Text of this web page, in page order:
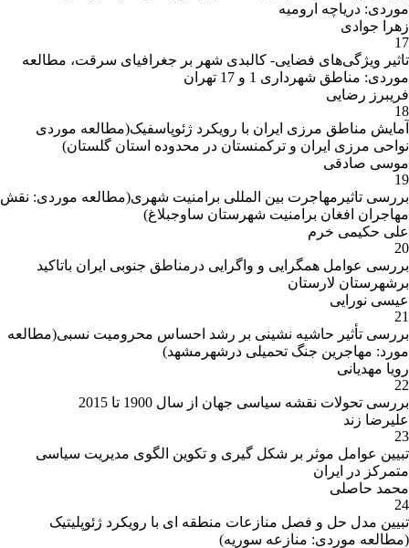
چاپ مقاله
در
نشریه‌‌های
علمی و
پژوهشی
5. تفاوت های راهبردی سواحل ایران، ژئوپلتیک،
6. فرصت ها و چالش های ژئوپلیتیک جمهوری
اسلامی ایران در بازارهای گاز طبیعی، جغرافیا و
یدالله)
7. درآمدی بر اثرات اصالت بخشی بافت های
(نویسنده: سلیمانی، محمد؛ تولایی، سیمین؛ کریمی
پور، یدالله؛ آقائی زاده، اسماعیل)
9. بررسی تاثیر تصمیمات سیاسی بر ناپایداری و
تحولات ساختاری زمین و مسکن شهری ناشی از
افراخته، حسن؛ کریمی پور، یدالله؛ سلیمانی، محمد؛
10. بررسی زمینه های جابه جایی کلان جنگ های
11. تفاوت های راهبردی سواحل ایران، نگرش های
موردی: دریاچه ارومیه
زهرا جوادی
17
تاثیر ویژگی‌های فضایی- کالبدی شهر بر جغرافیای سرقت، مطالعه
موردی: مناطق شهرداری 1 و 17 تهران
فریبرز رضایی
18
آمایش مناطق مرزی ایران با رویکرد ژئوپاسفیک(مطالعه موردی
نواحی مرزی ایران و ترکمنستان در محدوده استان گلستان)
موسی صادقی
19
بررسی تاثیرمهاجرت بین المللی برامنیت شهری(مطالعه موردی: نقش
مهاجران افغان برامنیت شهرستان ساوجبلاغ)
علی حکیمی خرم
20
بررسی عوامل همگرایی و واگرایی درمناطق جنوبی ایران باتاکید
برشهرستان لارستان
عیسی نورایی
21
بررسی تأثیر حاشیه نشینی بر رشد احساس محرومیت نسبی(مطالعه
مورد: مهاجرین جنگ تحمیلی درشهرمشهد)
رویا مهدیانی
22
بررسی تحولات نقشه سیاسی جهان از سال 1900 تا 2015
علیرضا زند
23
تبیین عوامل موثر بر شکل گیری و تکوین الگوی مدیریت سیاسی
متمرکز در ایران
محمد حاصلی
24
تبیین مدل حل و فصل منازعات منطقه ای با رویکرد ژئوپلیتیک
(مطالعه موردی: منازعه سوریه)